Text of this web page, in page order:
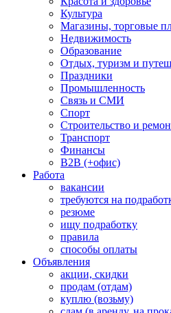
Культура
Магазины, торговые
Недвижимость
Образование
Отдых, туризм и
Праздники
Промышленность
Связь и СМИ
Спорт
Строительство и
Транспорт
Финансы
B2B (+офис)
Работа
вакансии
требуются на
резюме
ищу подработку
правила
способы оплаты
Объявления
акции, скидки
продам (отдам)
куплю (возьму)